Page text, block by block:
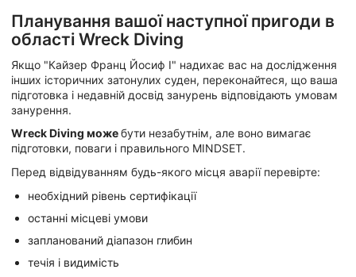
Планування вашої наступної пригоди в
області Wreck Diving
Якщо "Кайзер Франц Йосиф I" надихає вас на дослідження
інших історичних затонулих суден, переконайтеся, що ваша
підготовка і недавній досвід занурень відповідають умовам
занурення.
Wreck Diving можебути незабутнім, але воно вимагає
підготовки, поваги і правильного MINDSET.
Перед відвідуванням будь-якого місця аварії перевірте:
необхідний рівень сертифікації
останні місцеві умови
запланований діапазон глибин
течія і видимість